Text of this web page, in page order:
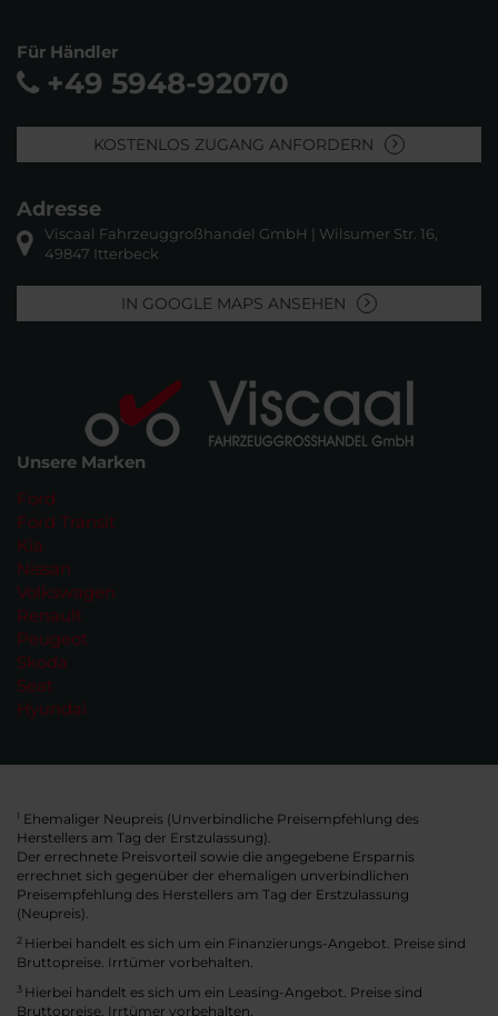
Für Händler
+49 5948-92070
KOSTENLOS ZUGANG ANFORDERN
Adresse
Viscaal Fahrzeuggroßhandel GmbH | Wilsumer Str. 16,
49847 Itterbeck
IN GOOGLE MAPS ANSEHEN
Unsere Marken
Ford
Ford Transit
Kia
Nissan
Volkswagen
Renault
Peugeot
Skoda
Seat
Hyundai
1 Ehemaliger Neupreis (Unverbindliche Preisempfehlung des
Herstellers am Tag der Erstzulassung).
Der errechnete Preisvorteil sowie die angegebene Ersparnis
errechnet sich gegenüber der ehemaligen unverbindlichen
Preisempfehlung des Herstellers am Tag der Erstzulassung
(Neupreis).
2 Hierbei handelt es sich um ein Finanzierungs-Angebot. Preise sind
Bruttopreise. Irrtümer vorbehalten.
3 Hierbei handelt es sich um ein Leasing-Angebot. Preise sind
Bruttopreise. Irrtümer vorbehalten.